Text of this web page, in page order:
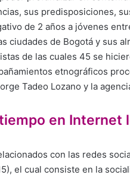
sus predisposiciones,
de 2 años a jóvenes
ciudades de Bogotá y sus
de las cuales 45 se
etnográficos
Tadeo Lozano y la
en Internet
con las redes
el cual consiste en la